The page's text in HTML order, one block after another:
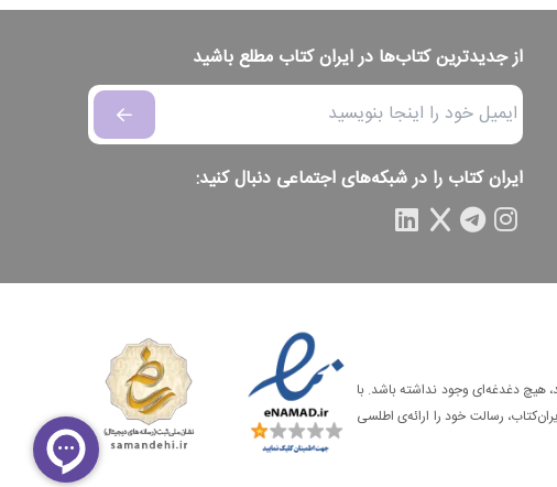
از جدیدترین کتاب‌ها در ایران کتاب مطلع باشید
ایران کتاب را در شبکه‌های اجتماعی دنبال کنید:
هیچ دغدغه‌ای وجود نداشته باشد. با
رسالت خود را ارائه‌ی اطلسی